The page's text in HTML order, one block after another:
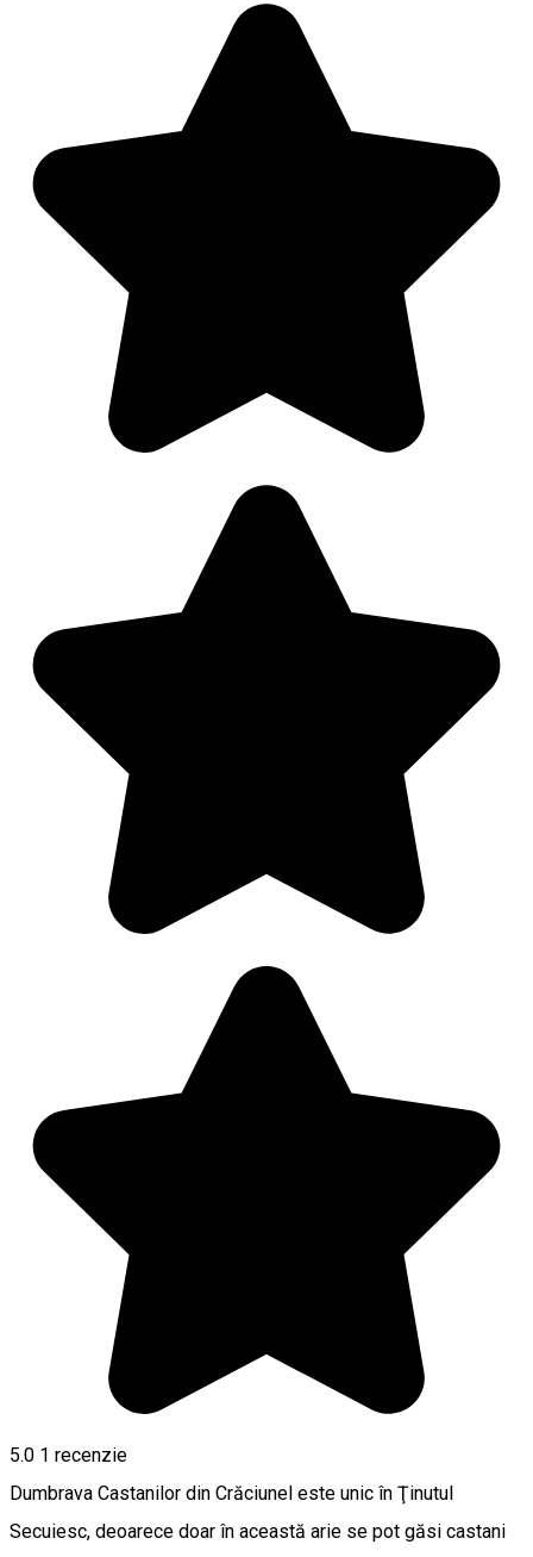
5.0 1 recenzie
Dumbrava Castanilor din Crăciunel este unic în Ţinutul
Secuiesc, deoarece doar în această arie se pot găsi castani